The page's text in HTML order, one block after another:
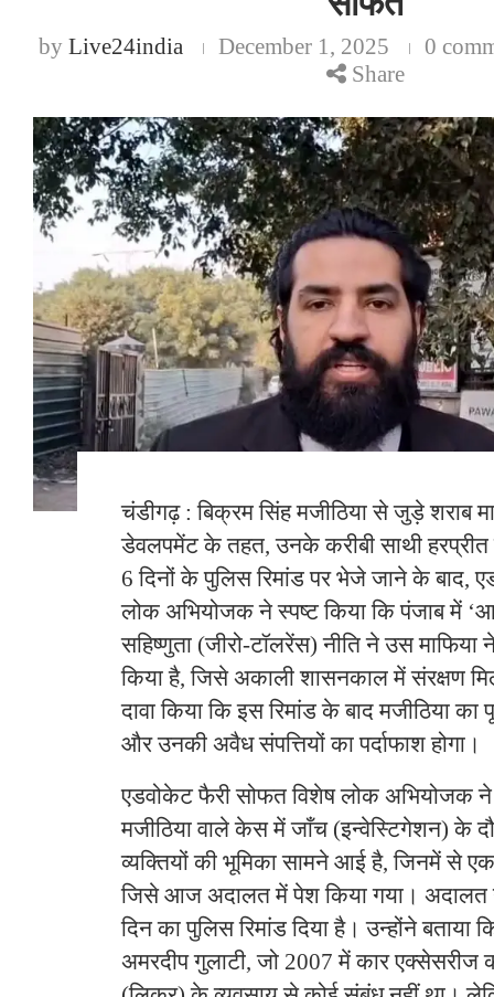
byLive24india December 1, 2025
0
Share
चंडीगढ़ : बिक्रम सिंह मजीठिया से जुड़े शराब
डेवलपमेंट के तहत, उनके करीबी साथी हरप्रीत
6 दिनों के पुलिस रिमांड पर भेजे जाने के बाद,
लोक अभियोजक ने स्पष्ट किया कि पंजाब में
सहिष्णुता (जीरो-टॉलरेंस) नीति ने उस माफिया
किया है, जिसे अकाली शासनकाल में संरक्षण
दावा किया कि इस रिमांड के बाद मजीठिया का
और उनकी अवैध संपत्तियों का पर्दाफाश होगा।
एडवोकेट फैरी सोफत विशेष लोक अभियोजक ने
मजीठिया वाले केस में जाँच (इन्वेस्टिगेशन) के
व्यक्तियों की भूमिका सामने आई है, जिनमें से एक
जिसे आज अदालत में पेश किया गया। अदालत
दिन का पुलिस रिमांड दिया है। उन्होंने
अमरदीप गुलाटी, जो 2007 में कार एक्सेसरीज